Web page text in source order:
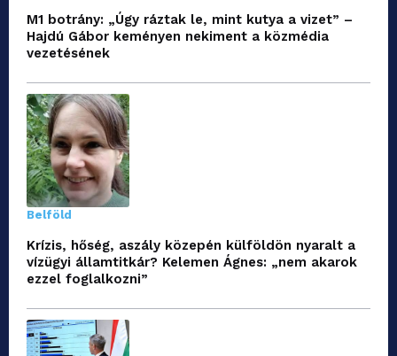
M1 botrány: „Úgy ráztak le, mint kutya a vizet” –
Hajdú Gábor keményen nekiment a közmédia
vezetésének
Belföld
Krízis, hőség, aszály közepén külföldön nyaralt a
vízügyi államtitkár? Kelemen Ágnes: „nem akarok
ezzel foglalkozni”